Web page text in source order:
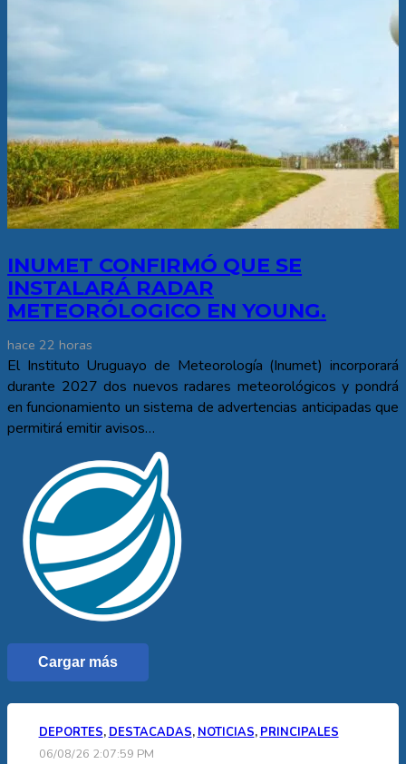
INUMET CONFIRMÓ QUE SE
INSTALARÁ RADAR
METEORÓLOGICO EN YOUNG.
hace 22 horas
El Instituto Uruguayo de Meteorología (Inumet) incorporará
durante 2027 dos nuevos radares meteorológicos y pondrá
en funcionamiento un sistema de advertencias anticipadas que
permitirá emitir avisos…
Cargar más
DEPORTES, DESTACADAS, NOTICIAS, PRINCIPALES
06/08/26 2:07:59 PM